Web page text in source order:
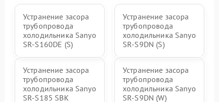
Устранение засора
трубопровода
холодильника Sanyo
SR-S160DE (S)
Устранение засора
трубопровода
холодильника Sanyo
SR-S9DN (S)
Устранение засора
трубопровода
холодильника Sanyo
SR-S185 SBK
Устранение засора
трубопровода
холодильника Sanyo
SR-S9DN (W)